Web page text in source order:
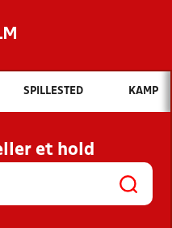
Hvad vil du søge efter?
OG NYHEDER
KLUBBER OG
SPILLESTED KAMP
et hold